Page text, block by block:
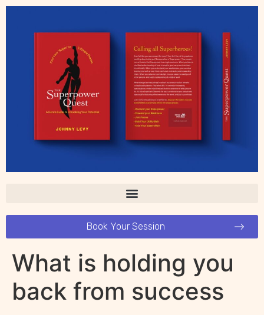
Book Your Session
What is holding you
back from success